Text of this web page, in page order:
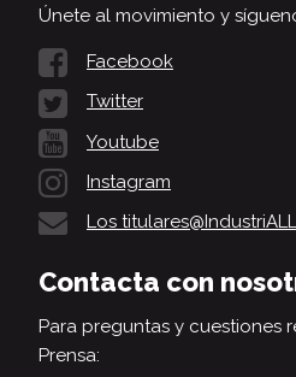
Únete al movimiento y
Facebook
Twitter
Youtube
Instagram
Los titulares@IndustriALL
Contacta con
Para preguntas y cuestiones
Prensa: